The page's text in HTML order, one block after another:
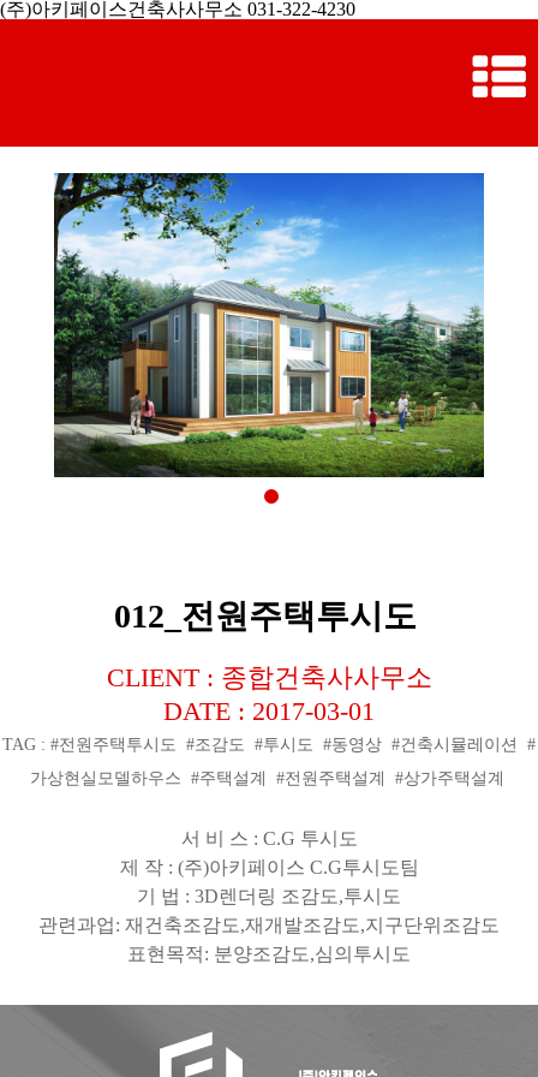
(주)아키페이스건축사사무소 031-322-4230
012_전원주택투시도
CLIENT : 종합건축사사무소
DATE : 2017-03-01
TAG : #전원주택투시도 #조감도 #투시도 #동영상 #건축시뮬레이션 #
가상현실모델하우스 #주택설계 #전원주택설계 #상가주택설계
서 비 스 : C.G 투시도
제 작 : (주)아키페이스 C.G투시도팀
기 법 : 3D렌더링 조감도,투시도
관련과업: 재건축조감도,재개발조감도,지구단위조감도
표현목적: 분양조감도,심의투시도